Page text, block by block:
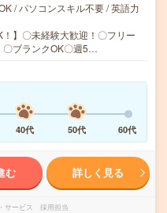
/ パソコンスキル不要 / 英語力
！】〇未経験大歓迎！〇フリー
ブランクOK〇週5…
40代 50代 60代
む 詳しく見る
サービス 採用担当